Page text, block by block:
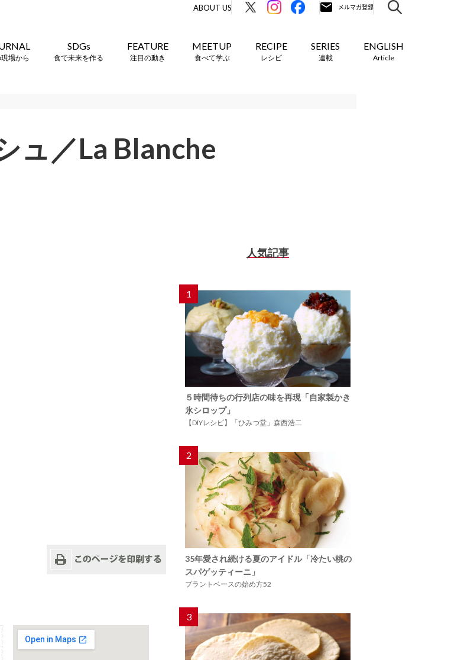
ABOUT US
場から
SDGs
食で未来を作る
FEATURE
注目の動き
MEETUP
食べて学ぶ
RECIPE
レシピ
SERIES
連載
ENGLISH
Article
ュ／La Blanche
人気記事
1
５時間待ちの行列店の味を再現「自家製かき
氷シロップ」
【DIYレシピ】「ひみつ堂」森西浩二
2
35年愛され続ける夏のアイドル「冷たい桃の
スパゲッティーニ」
プラントベースの始め方52
3